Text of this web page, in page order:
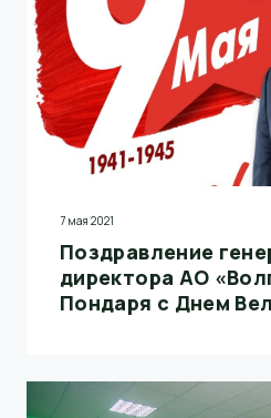
7 мая 2021
Поздравление
директора АО
Пондаря с Днем